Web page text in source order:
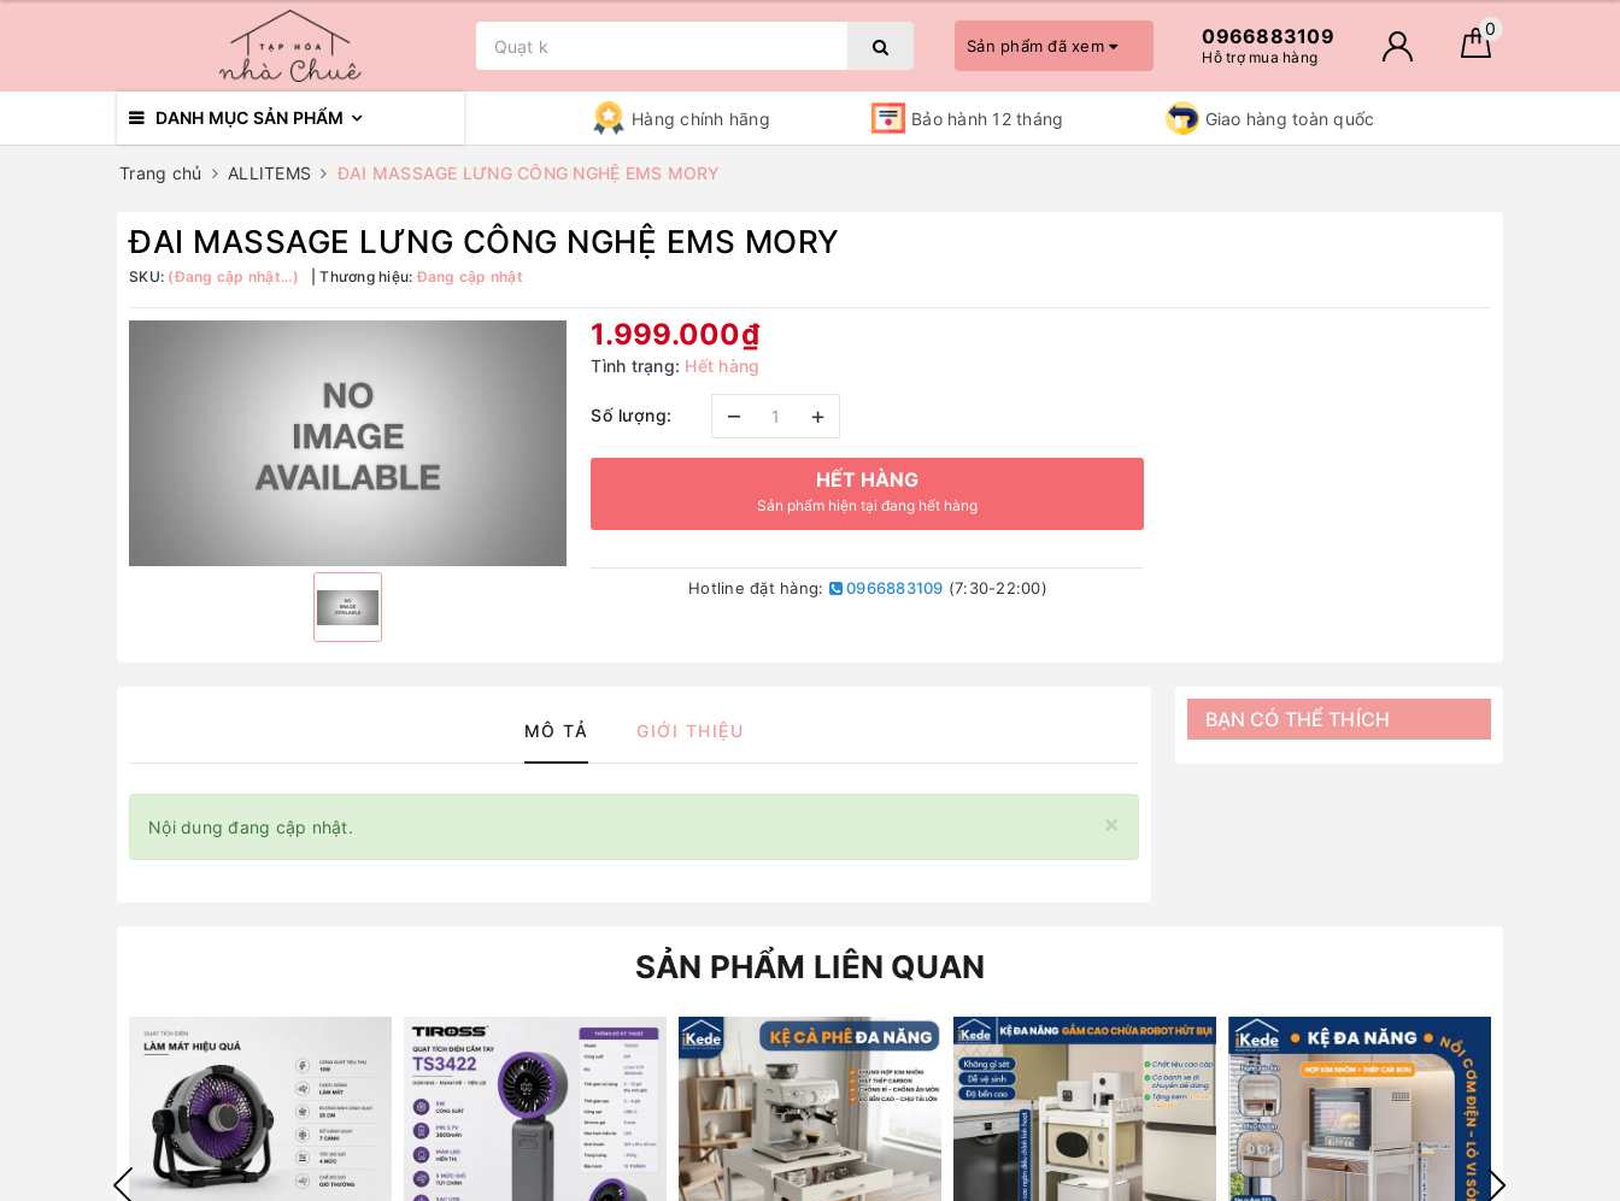
Sản phẩm đã xem 0966883109
Hỗ trợ mua hàng
0
DANH MỤC SẢN PHẨM Hàng chính hãng Bảo hành 12 tháng Giao hàng toàn quốc
Trang chủ ALLITEMS ĐAI MASSAGE LƯNG CÔNG NGHỆ EMS MORY
ĐAI MASSAGE LƯNG CÔNG NGHỆ EMS MORY
SKU: (Đang cập nhật...) Thương hiệu:Đang cập nhật
1.999.000₫
Tình trạng: Hết hàng
Số lượng: – +
HẾT HÀNG
Sản phẩm hiện tại đang hết hàng
Hotline đặt hàng: 0966883109 (7:30-22:00)
MÔ TẢ GIỚI THIỆU
×
Nội dung đang cập nhật.
BẠN CÓ THỂ THÍCH
SẢN PHẨM LIÊN QUAN